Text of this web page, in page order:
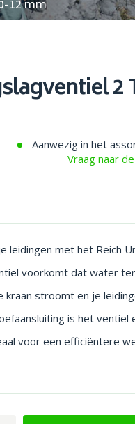
12 mm
2
Aanwezig in het
Vraag naar
leidingen met het Reich
voorkomt dat water
stroomt en je
is het ventiel
voor een efficiëntere